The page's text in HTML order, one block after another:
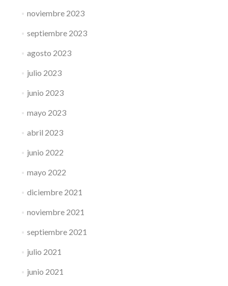
noviembre 2023
septiembre 2023
agosto 2023
julio 2023
junio 2023
mayo 2023
abril 2023
junio 2022
mayo 2022
diciembre 2021
noviembre 2021
septiembre 2021
julio 2021
junio 2021